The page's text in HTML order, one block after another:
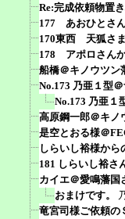
Re:完成依頼物置
177 あおひとさ
170東西 天狐さ
178 アポロさん
船橋＠キノウツン
No.173 乃亜１型
No.173 乃亜１
高原鋼一郎＠キノ
是空とおる様＠
しらいし裕様から
181 しらいし裕さ
カイエ＠愛鳴藩国
おまけです。
竜宮司様ご依頼の